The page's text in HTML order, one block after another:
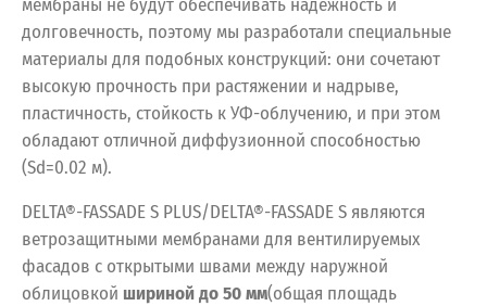
мембраны не будут обеспечивать надёжность и
долговечность, поэтому мы разработали специальные
материалы для подобных конструкций: они сочетают
высокую прочность при растяжении и надрыве,
пластичность, стойкость к УФ-облучению, и при этом
обладают отличной диффузионной способностью
(Sd=0.02 м).
DELTA®-FASSADE S PLUS/DELTA®-FASSADE S являются
ветрозащитными мембранами для вентилируемых
фасадов с открытыми швами между наружной
облицовкой шириной до 50 мм(общая площадь